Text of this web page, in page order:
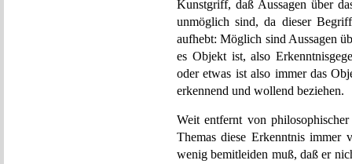
Kunstgriff, daß Aussagen über
unmöglich sind, da dieser
aufhebt: Möglich sind Aussagen
es Objekt ist, also
oder etwas ist also immer das
erkennend und wollend beziehen.
Weit entfernt von
Themas diese Erkenntnis immer
wenig bemitleiden muß, daß er